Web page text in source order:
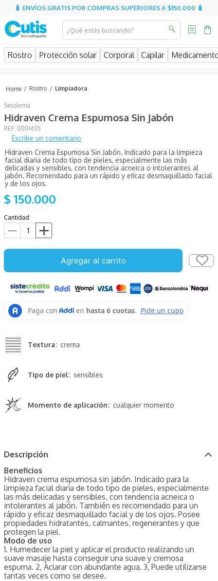
🧴 ENVÍOS GRATIS POR COMPRAS SUPERIORES A $150.000 🧴
¿Qué estás buscando?
Rostro Protección solar Corporal Capilar
Rostro Limpiadora
Sesderma
Hidraven Crema Espumosa Sin Jabón
: 0001635
Escribe un comentario
Hidraven Crema Espumosa Sin Jabón. Indicado para la limpieza
facial diaria de todo tipo de pieles, especialmente las más
delicadas y sensibles, con tendencia acneica o intolerantes al
jabón. Recomendado para un rápido y eficaz desmaquillado facial
y de los ojos.
$ 150.000
Cantidad
Agregar al carrito
Tipo de piel sensibles
Textura crema
Momento de aplicación cualquier momento
Descripción
Beneficios
Hidraven crema espumosa sin jabón. Indicado para la
limpieza facial diaria de todo tipo de pieles, especialmente
las más delicadas y sensibles, con tendencia acneica o
intolerantes al jabón. También es recomendado para un
rápido y eficaz desmaquillado facial y de los ojos. Posee
propiedades hidratantes, calmantes, regenerantes y que
protegen la piel.
Modo de uso
1. Humedecer la piel y aplicar el producto realizando un
suave masaje hasta conseguir una suave y cremosa
espuma. 2, Aclarar con abundante agua. 3, Puede utilizarse
tantas veces como se desee.
MÁS BUSCADOS
posay